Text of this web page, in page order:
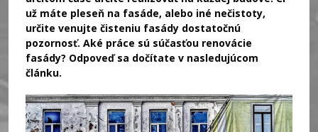
už máte pleseň na fasáde, alebo iné nečistoty,
určite venujte čisteniu fasády dostatočnú
pozornosť. Aké práce sú súčasťou renovácie
fasády? Odpoveď sa dočítate v nasledujúcom
článku.